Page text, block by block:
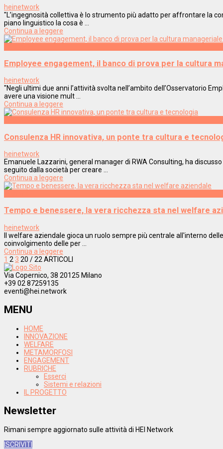
heinetwork
"L’ingegnosità collettiva è lo strumento più adatto per affrontare la
piano linguistico la cosa è ...
Continua a leggere
Employee engagement, il banco di prova per la cultura
heinetwork
"Negli ultimi due anni l’attività svolta nell’ambito dell’Osservatorio
avere una visione mult ...
Continua a leggere
Consulenza HR innovativa, un ponte tra cultura e
heinetwork
Emanuele Lazzarini, general manager di RWA Consulting, ha
seguito dalla società per creare ...
Continua a leggere
Tempo e benessere, la vera ricchezza sta nel welfare
heinetwork
Il welfare aziendale gioca un ruolo sempre più centrale all'interno
coinvolgimento delle per ...
Continua a leggere
1 2 3 20 / 22 ARTICOLI
Via Copernico, 38 20125 Milano
+39 02 87259135
eventi@hei.network
MENU
HOME
INNOVAZIONE
WELFARE
METAMORFOSI
ENGAGEMENT
RUBRICHE
Esserci
Sistemi e relazioni
IL PROGETTO
Newsletter
Rimani sempre aggiornato sulle attività di HEI Network
ISCRIVITI